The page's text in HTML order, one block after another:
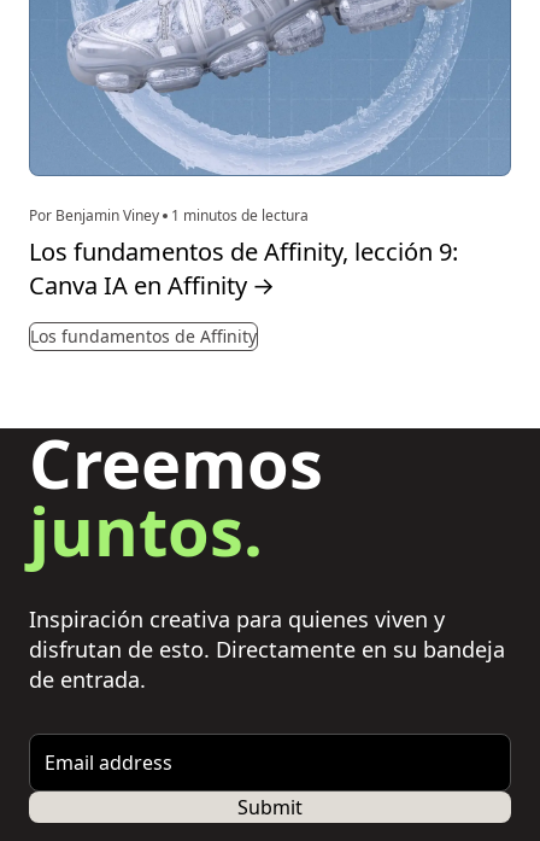
Por Benjamin Viney 1 minutos de lectura
Los fundamentos de Affinity, lección 9:
Canva IA en Affinity →
Los fundamentos de Affinity
Creemos
juntos.
Inspiración creativa para quienes viven y
disfrutan de esto. Directamente en su bandeja
de entrada.
Email address
Submit